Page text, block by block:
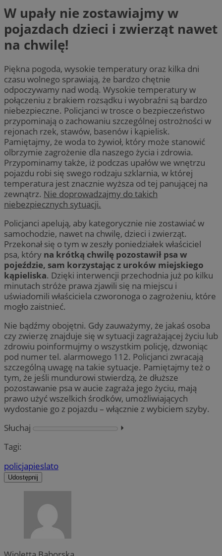
W upały nie zostawiajmy w
pojazdach dzieci i zwierząt nawet
na chwilę!
Piękna pogoda, wysokie temperatury oraz kilka dni
czasu wolnego sprawiają, że bardzo chętnie
odpoczywamy nad wodą. Wysokie temperatury w
połączeniu z brakiem rozsądku i wyobraźni są bardzo
niebezpieczne. Policjanci w trosce o bezpieczeństwo
przypominają o zachowaniu szczególnej ostrożności w
rejonach rzek, stawów, basenów i kąpielisk.
Pamiętajmy, że woda to żywioł, który może stanowić
olbrzymie zagrożenie dla naszego życia i zdrowia.
Przypominamy także, iż podczas upałów we wnętrzu
pojazdu robi się swego rodzaju szklarnia, w której
temperatura jest znacznie wyższa od tej panującej na
zewnątrz. Nie doprowadzajmy do takich
niebezpiecznych sytuacji.
Policjanci apelują, aby kategorycznie nie zostawiać w
samochodzie, nawet na chwilę, dzieci i zwierząt.
Przekonał się o tym w zeszły poniedziałek właściciel
psa, który na krótką chwilę pozostawił psa w
pojeździe, sam korzystając z uroków miejskiego
kąpieliska. Dzięki interwencji przechodnia już po kilku
minutach stróże prawa zjawili się na miejscu i
uświadomili właściciela czworonoga o zagrożeniu, które
mogło zaistnieć.
Nie bądźmy obojętni. Gdy zauważymy, że jakaś osoba
czy zwierzę znajduje się w sytuacji zagrażającej życiu lub
zdrowiu poinformujmy o wszystkim policję, dzwoniąc
pod numer tel. alarmowego 112. Policjanci zwracają
szczególną uwagę na takie sytuacje. Pamiętajmy też o
tym, że jeśli mundurowi stwierdzą, że dłuższe
pozostawanie psa w aucie zagraża jego życiu, mają
prawo użyć wszelkich środków, umożliwiających
wydostanie go z pojazdu – włącznie z wybiciem szyby.
Słuchaj
⏵︎
Tagi:
policjapieslato
Udostępnij